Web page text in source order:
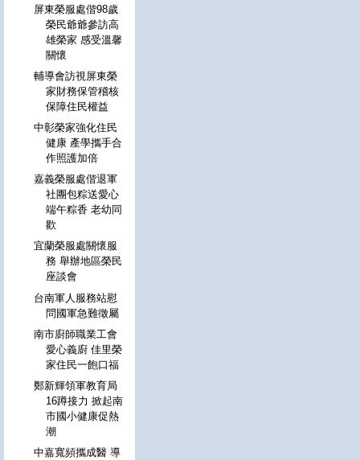
屏東榮服處偕98歲
榮民爺爺參訪高
雄榮家 感受溫馨
關懷
輔導會訪視屏東榮
家財務保管稽核
保障住民權益
中彰榮家強化住民
健康 產學攜手合
作照護加倍
嘉義榮服處偕退軍
社團包粽送愛心
端午粽香 老幼同
歡
宜蘭榮服處關懷服
務 舉辦地區榮民
座談會
台南軍人服務站慰
問國軍急難徵屬
南市廚師職業工會
愛心義廚 佳里榮
家住民一飽口福
鄭新輝領軍教育局
16蹲接力 掀起南
市國小健康促熱
潮
中嘉寬頻攜成醫 導